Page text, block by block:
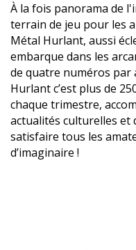
À la fois panorama de
terrain de jeu pour les
Métal Hurlant, aussi
embarque dans les
de quatre numéros par
Hurlant c’est plus de
chaque trimestre,
actualités culturelles et
satisfaire tous les
d’imaginaire !